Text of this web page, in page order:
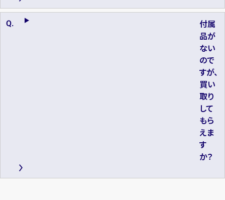
付属
品が
ない
ので
すが、
買い
取り
して
もら
えま
す
か？